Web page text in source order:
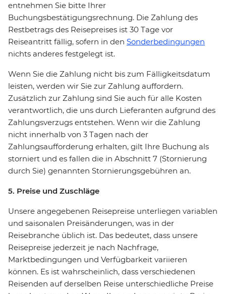
entnehmen Sie bitte Ihrer
Buchungsbestätigungsrechnung. Die Zahlung des
Restbetrags des Reisepreises ist 30 Tage vor
Reiseantritt fällig, sofern in den Sonderbedingungen
nichts anderes festgelegt ist.
Wenn Sie die Zahlung nicht bis zum Fälligkeitsdatum
leisten, werden wir Sie zur Zahlung auffordern.
Zusätzlich zur Zahlung sind Sie auch für alle Kosten
verantwortlich, die uns durch Lieferanten aufgrund des
Zahlungsverzugs entstehen. Wenn wir die Zahlung
nicht innerhalb von 3 Tagen nach der
Zahlungsaufforderung erhalten, gilt Ihre Buchung als
storniert und es fallen die in Abschnitt 7 (Stornierung
durch Sie) genannten Stornierungsgebühren an.
5. Preise und Zuschläge
Unsere angegebenen Reisepreise unterliegen variablen
und saisonalen Preisänderungen, was in der
Reisebranche üblich ist. Das bedeutet, dass unsere
Reisepreise jederzeit je nach Nachfrage,
Marktbedingungen und Verfügbarkeit variieren
können. Es ist wahrscheinlich, dass verschiedenen
Reisenden auf derselben Reise unterschiedliche Preise